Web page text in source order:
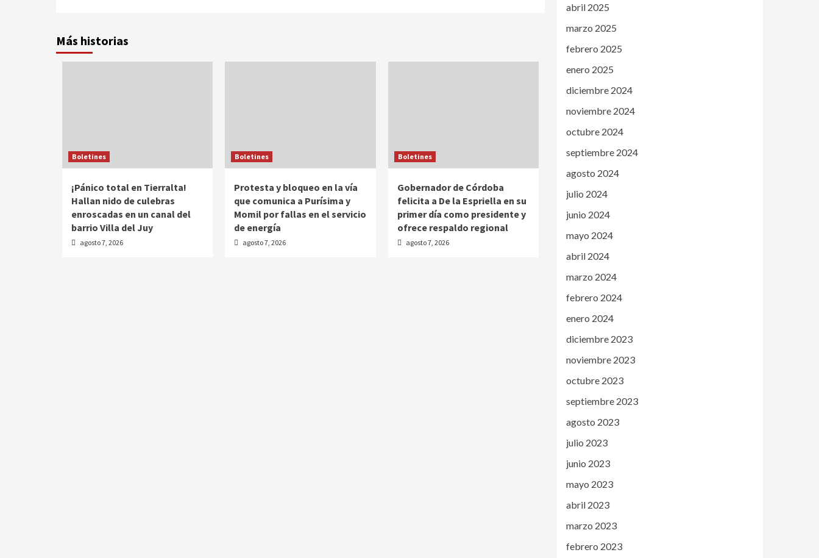
Más historias
Boletines
¡Pánico total en Tierralta!
Hallan nido de culebras
enroscadas en un canal del
barrio Villa del Juy
agosto 7, 2026
Boletines
Protesta y bloqueo en la vía
que comunica a Purísima y
Momil por fallas en el servicio
de energía
agosto 7, 2026
Boletines
Gobernador de Córdoba
felicita a De la Espriella en su
primer día como presidente y
ofrece respaldo regional
agosto 7, 2026
abril 2025
marzo 2025
febrero 2025
enero 2025
diciembre 2024
noviembre 2024
octubre 2024
septiembre 2024
agosto 2024
julio 2024
junio 2024
mayo 2024
abril 2024
marzo 2024
febrero 2024
enero 2024
diciembre 2023
noviembre 2023
octubre 2023
septiembre 2023
agosto 2023
julio 2023
junio 2023
mayo 2023
abril 2023
marzo 2023
febrero 2023